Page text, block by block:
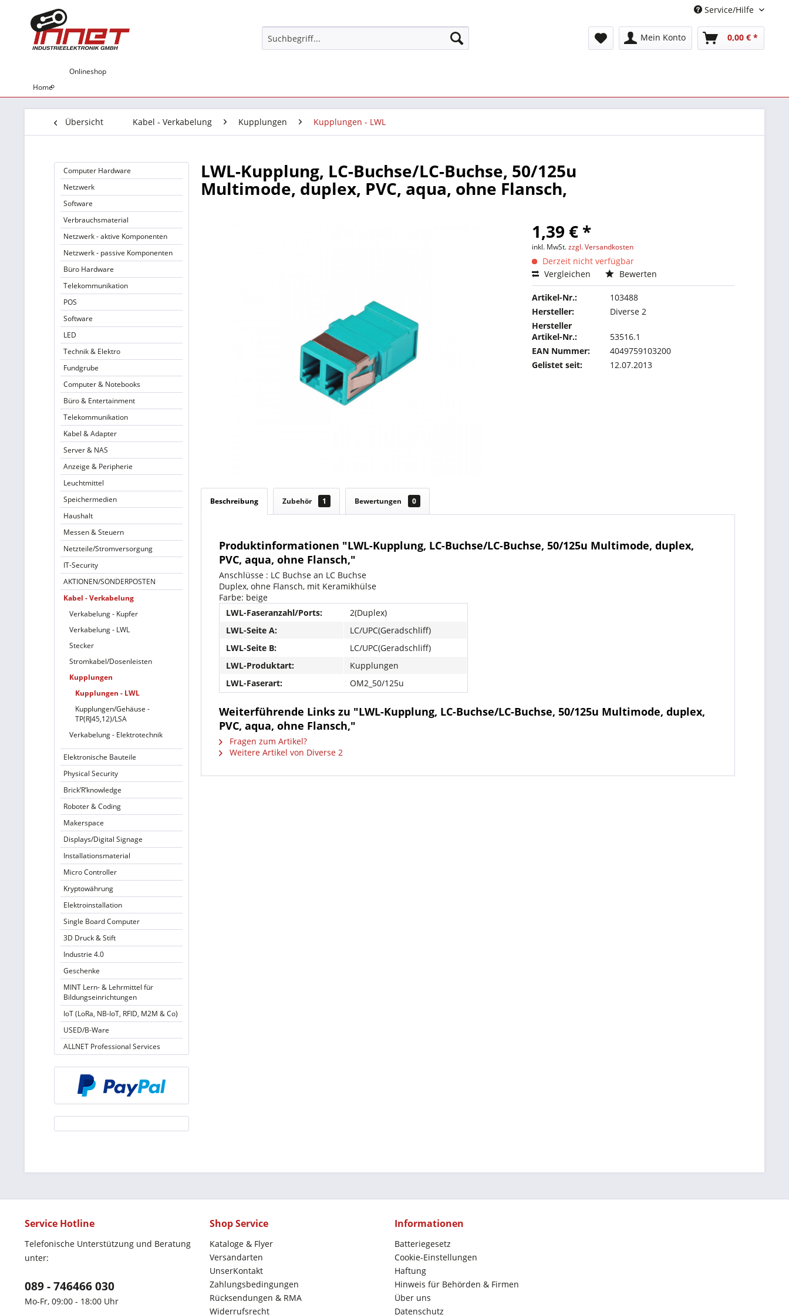
Service/Hilfe
Mein Konto 0,00 € *
Home
Onlineshop
Übersicht Kabel - Verkabelung Kupplungen Kupplungen - LWL
Computer Hardware
Netzwerk
Software
Verbrauchsmaterial
Netzwerk - aktive Komponenten
Netzwerk - passive Komponenten
Büro Hardware
Telekommunikation
POS
Software
LED
Technik & Elektro
Fundgrube
Computer & Notebooks
Büro & Entertainment
Telekommunikation
Kabel & Adapter
Server & NAS
Anzeige & Peripherie
Leuchtmittel
Speichermedien
Haushalt
Messen & Steuern
Netzteile/Stromversorgung
IT-Security
AKTIONEN/SONDERPOSTEN
Kabel - Verkabelung
Verkabelung - Kupfer
Verkabelung - LWL
Stecker
Stromkabel/Dosenleisten
Kupplungen
Kupplungen - LWL
Kupplungen/Gehäuse -
TP(RJ45,12)/LSA
Verkabelung - Elektrotechnik
Elektronische Bauteile
Physical Security
Brick’R’knowledge
Roboter & Coding
Makerspace
Displays/Digital Signage
Installationsmaterial
Micro Controller
Kryptowährung
Elektroinstallation
Single Board Computer
3D Druck & Stift
Industrie 4.0
Geschenke
MINT Lern- & Lehrmittel für
Bildungseinrichtungen
IoT (LoRa, NB-IoT, RFID, M2M & Co)
USED/B-Ware
ALLNET Professional Services
LWL-Kupplung, LC-Buchse/LC-Buchse, 50/125u
Multimode, duplex, PVC, aqua, ohne Flansch,
1,39 € *
inkl. MwSt.zzgl. Versandkosten
Derzeit nicht verfügbar
Vergleichen
Bewerten
Artikel-Nr.:
103488
Hersteller:
Diverse 2
Hersteller
Artikel-Nr.:
53516.1
EAN Nummer:
4049759103200
Gelistet seit:
12.07.2013
Beschreibung Zubehör 1 Bewertungen 0
Produktinformationen "LWL-Kupplung, LC-Buchse/LC-Buchse, 50/125u Multimode, duplex,
PVC, aqua, ohne Flansch,"
Anschlüsse : LC Buchse an LC Buchse
Duplex, ohne Flansch, mit Keramikhülse
Farbe: beige
LWL-Faseranzahl/Ports:
2(Duplex)
LWL-Seite A:
LC/UPC(Geradschliff)
LWL-Seite B:
LC/UPC(Geradschliff)
LWL-Produktart:
Kupplungen
LWL-Faserart:
OM2_50/125u
Weiterführende Links zu "LWL-Kupplung, LC-Buchse/LC-Buchse, 50/125u Multimode, duplex,
PVC, aqua, ohne Flansch,"
Fragen zum Artikel?
Weitere Artikel von Diverse 2
Service Hotline
Telefonische Unterstützung und Beratung
unter:
089 - 746466 030
Mo-Fr, 09:00 - 18:00 Uhr
Shop Service
Kataloge & Flyer
Versandarten
UnserKontakt
Zahlungsbedingungen
Rücksendungen & RMA
Widerrufsrecht
Informationen
Batteriegesetz
Cookie-Einstellungen
Haftung
Hinweis für Behörden & Firmen
Über uns
Datenschutz